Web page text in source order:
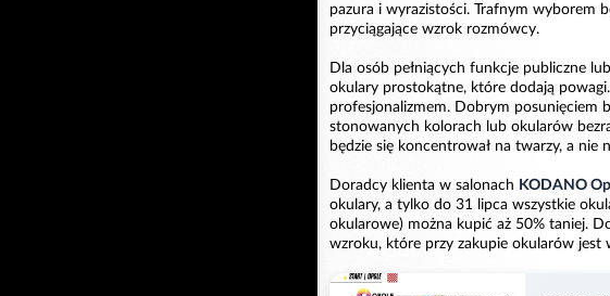
pazura i wyrazistości. Trafnym wyborem
przyciągające wzrok rozmówcy.
Dla osób pełniących funkcje publiczne
okulary prostokątne, które dodają
profesjonalizmem. Dobrym posunięciem
stonowanych kolorach lub okularów
będzie się koncentrował na twarzy, a nie
Doradcy klienta w salonach KODANO
okulary, a tylko do 31 lipca wszystkie
okularowe) można kupić aż 50% taniej.
wzroku, które przy zakupie okularów jest